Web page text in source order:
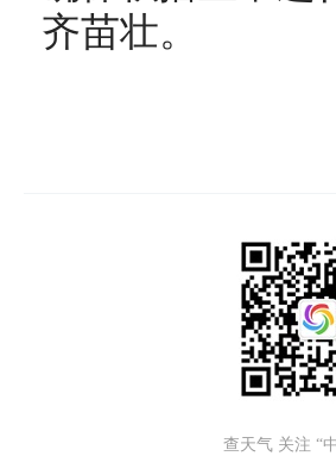
齐苗壮。
查天气 关注 “